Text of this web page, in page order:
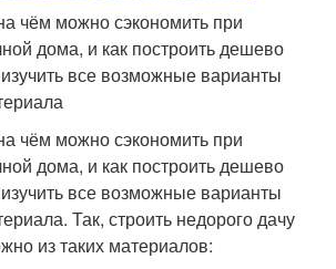
чём можно сэкономить при
дома, и как построить дешево
все возможные варианты
чём можно сэкономить при
дома, и как построить дешево
все возможные варианты
Так, строить недорого дачу
из таких материалов: